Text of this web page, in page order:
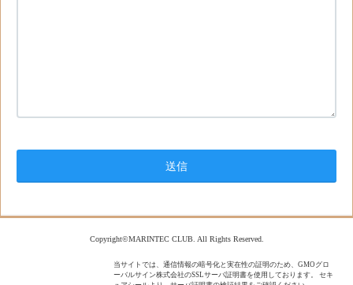
Copyright©MARINTEC CLUB. All Rights Reserved.
当サイトでは、通信情報の暗号化と実在性の証明のため、GMOグロ
ーバルサイン株式会社のSSLサーバ証明書を使用しております。 セキ